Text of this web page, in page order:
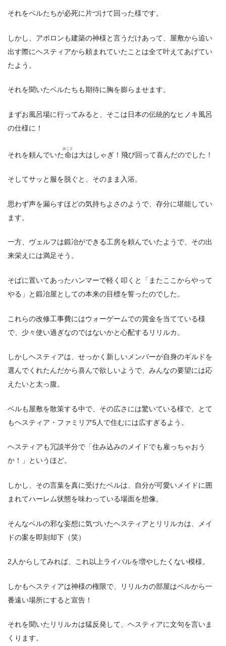
それをベルたちが必死に片づけて回った様です。
しかし、アポロンも建築の神様と言うだけあって、屋敷から追い
出す際にヘスティアから頼まれていたことは全て叶えてあげてい
たよう。
それを聞いたベルたちも期待に胸を膨らませます。
まずお風呂場に行ってみると、そこは日本の伝統的なヒノキ風呂
の仕様に！
それを頼んでいた命
みこと
は大はしゃぎ！飛び回って喜んだのでした！
そしてサッと服を脱ぐと、そのまま入浴。
思わず声を漏らすほどの気持ちよさのようで、存分に堪能してい
ます。
一方、ヴェルフは鍛冶ができる工房を頼んでいたようで、その出
来栄えには満足そう。
そばに置いてあったハンマーで軽く叩くと「またここからやって
やる」と鍛冶屋としての本来の目標を誓ったのでした。
これらの改修工事費にはウォーゲームでの賞金を当てている様
で、少々使い過ぎなのではないかと心配するリリルカ。
しかしヘスティアは、せっかく新しいメンバーが自身のギルドを
選んでくれたんだから喜んで欲しいようで、みんなの要望には応
えたいと太っ腹。
ベルも屋敷を散策する中で、その広さには驚いている様で、とて
もヘスティア・ファミリア5人で住むには広すぎるよう。
ヘスティアも冗談半分で「住み込みのメイドでも雇っちゃおう
か！」というほど。
しかし、その言葉を真に受けたベルは、自分が可愛いメイドに囲
まれてハーレム状態を味わっている場面を想像。
そんなベルの邪な妄想に気づいたヘスティアとリリルカは、メイ
ドの案を即刻却下（笑）
2人からしてみれば、これ以上ライバルを増やしたくない模様。
しかもヘスティアは神様の権限で、リリルカの部屋はベルから一
番遠い場所にすると宣告！
それを聞いたリリルカは猛反発して、ヘスティアに文句を言いま
くります。